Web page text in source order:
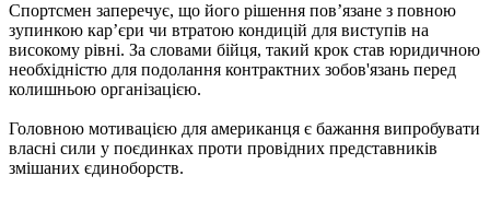
Спортсмен заперечує, що його рішення пов’язане з повною
зупинкою кар’єри чи втратою кондицій для виступів на
високому рівні. За словами бійця, такий крок став юридичною
необхідністю для подолання контрактних зобов'язань перед
колишньою організацією.
Головною мотивацією для американця є бажання випробувати
власні сили у поєдинках проти провідних представників
змішаних єдиноборств.